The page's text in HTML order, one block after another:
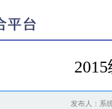
发布人：系